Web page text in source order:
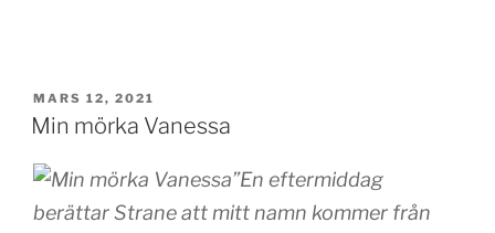
PUBLICERAT
MARS 12, 2021
Min mörka Vanessa
”En eftermiddag
berättar Strane att mitt namn kommer från